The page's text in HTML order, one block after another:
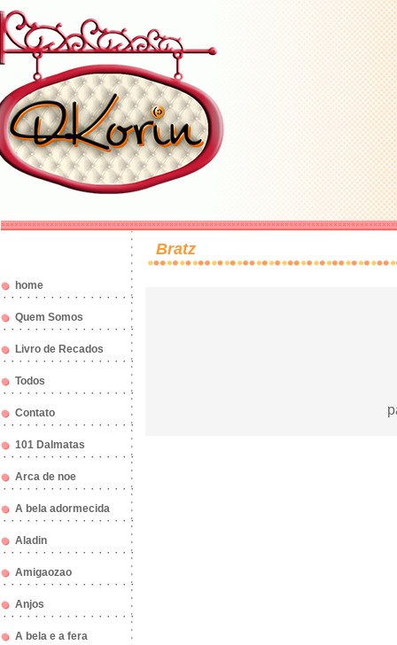
home
Quem Somos
Livro de Recados
Todos
Contato
101 Dalmatas
Arca de noe
A bela adormecida
Aladin
Amigaozao
Anjos
A bela e a fera
Bratz